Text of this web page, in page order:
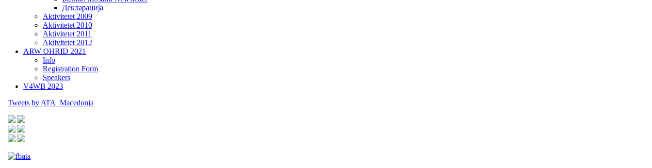
Декларација
Aktivitetet 2009
Aktivitetet 2010
Aktivitetet 2011
Aktivitetet 2012
ARW OHRID 2021
Info
Registration Form
Speakers
V4WB 2023
Tweets by ATA_Macedonia